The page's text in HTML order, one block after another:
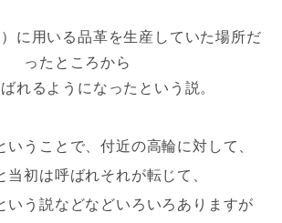
に用いる品革を生産していた場所だ
ったところから
れるようになったという説。
いうことで、付近の高輪に対して、
当初は呼ばれそれが転じて、
いう説などなどいろいろありますが